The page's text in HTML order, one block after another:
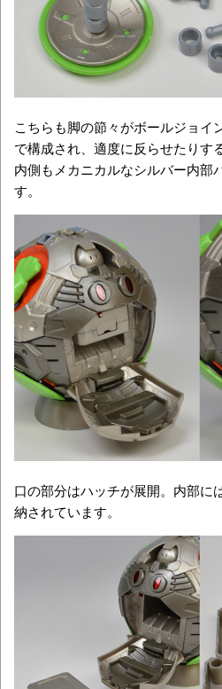
こちらも脚の節々がボールジョイ
で構成され、適度に反らせたりす
内側もメカニカルなシルバー内部
す。
口の部分はハッチが展開。内部に
納されています。